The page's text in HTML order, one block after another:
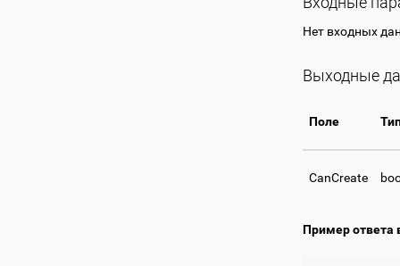
Нет входных
Выходные
Поле
CanCreate
Пример ответа